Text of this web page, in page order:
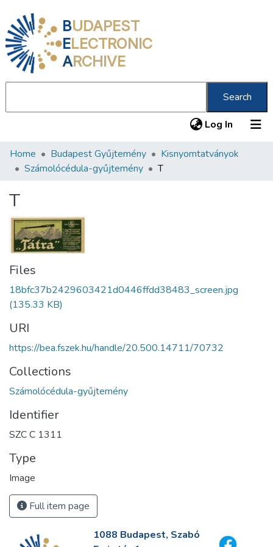
BUDAPEST
ELECTRONIC
ARCHIVE
Search
Log In (current)
Communities & Collections
Statistics
About us
Home Budapest Gyűjtemény
Kisnyomtatványok
Számolócédula-gyűjtemény
T
T
Files
18bfc37b2429603421d0446ffdd38483_screen.jpg
(135.33 KB)
URI
https://bea.fszek.hu/handle/20.500.14711/70732
Collections
Számolócédula-gyűjtemény
Identifier
SZC C 1311
Type
Image
Full item page
1088 Budapest, Szabó